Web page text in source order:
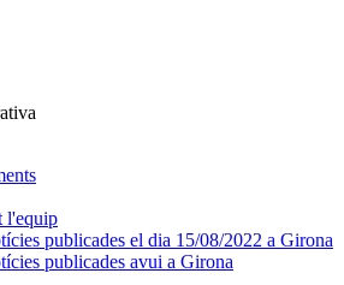
l'equip
publicades el dia 15/08/2022 a Girona
publicades avui a Girona